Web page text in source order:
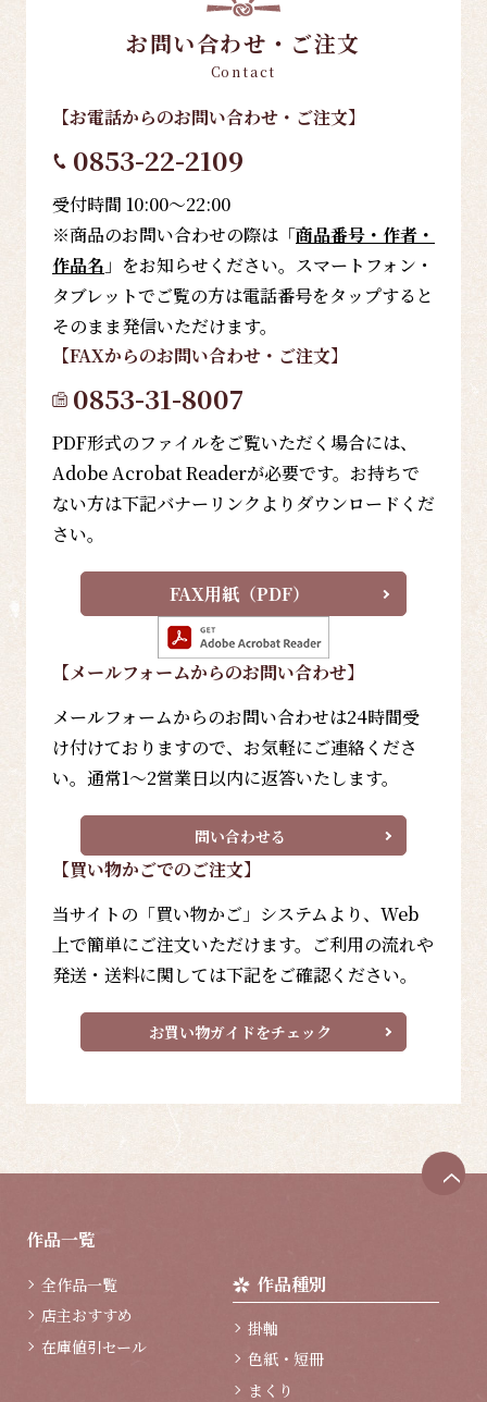
お問い合わせ・ご注文
Contact
【お電話からのお問い合わせ・ご注文】
0853-22-2109
受付時間 10:00～22:00
※商品のお問い合わせの際は「商品番号・作者・
作品名 」をお知らせください。スマートフォン・
タブレットでご覧の方は電話番号をタップすると
そのまま発信いただけます。
【FAXからのお問い合わせ・ご注文】
0853-31-8007
PDF形式のファイルをご覧いただく場合には、
Adobe Acrobat Readerが必要です。お持ちで
ない方は下記バナーリンクよりダウンロードくだ
さい。
FAX用紙（PDF）
【メールフォームからのお問い合わせ】
メールフォームからのお問い合わせは24時間受
け付けておりますので、お気軽にご連絡くださ
い。通常1～2営業日以内に返答いたします。
問い合わせる
【買い物かごでのご注文】
当サイトの「買い物かご」システムより、Web
上で簡単にご注文いただけます。ご利用の流れや
発送・送料に関しては下記をご確認ください。
お買い物ガイドをチェック
作品一覧
全作品一覧
店主おすすめ
在庫値引セール
作品種別
掛軸
色紙・短冊
まくり
ペ